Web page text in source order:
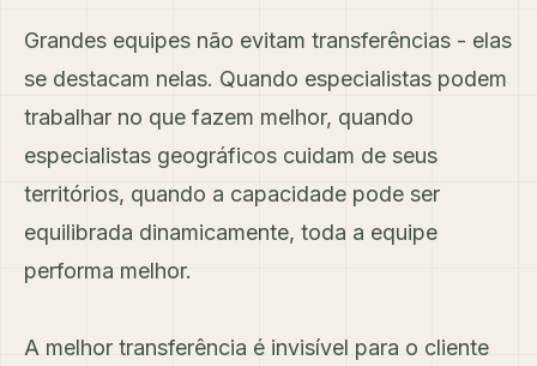
Grandes equipes não evitam transferências - elas
se destacam nelas. Quando especialistas podem
trabalhar no que fazem melhor, quando
especialistas geográficos cuidam de seus
territórios, quando a capacidade pode ser
equilibrada dinamicamente, toda a equipe
performa melhor.
A melhor transferência é invisível para o cliente